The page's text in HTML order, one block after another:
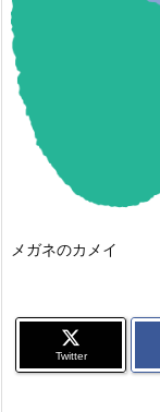
メガネのカメイ
Twitter